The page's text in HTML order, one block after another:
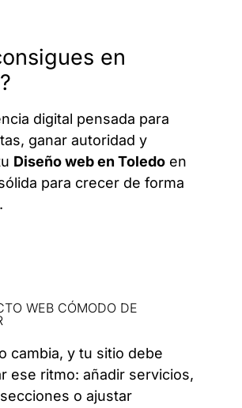
en
digital pensada para
ganar autoridad y
Diseño web en Toledo en
para crecer de forma
WEB CÓMODO DE
cambia, y tu sitio debe
ese ritmo: añadir servicios,
o ajustar